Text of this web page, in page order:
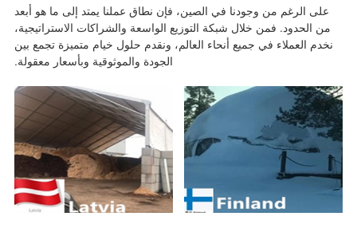
على الرغم من وجودنا في الصين، فإن نطاق عملنا يمتد إلى ما هو أبعد
من الحدود. فمن خلال شبكة التوزيع الواسعة والشراكات الاستراتيجية،
نخدم العملاء في جميع أنحاء العالم، ونقدم حلول خيام متميزة تجمع بين
الجودة والموثوقية وبأسعار معقولة.